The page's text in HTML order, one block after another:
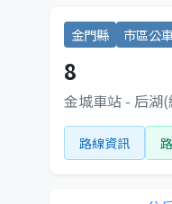
金門縣 市區公車
8
金城車站 - 后湖
路線資訊